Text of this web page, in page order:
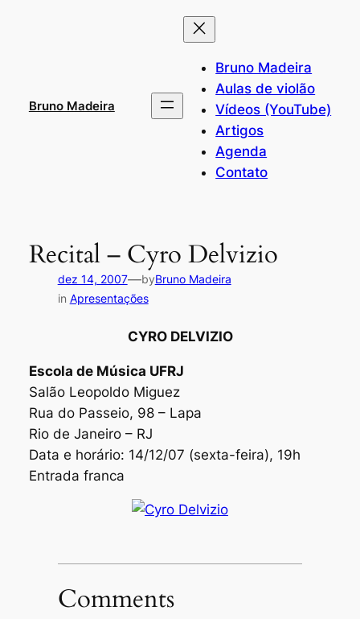
Bruno Madeira
Bruno Madeira
Aulas de violão
Vídeos (YouTube)
Artigos
Agenda
Contato
Recital – Cyro Delvizio
dez 14, 2007—byBruno Madeira
in Apresentações
CYRO DELVIZIO
Escola de Música UFRJ
Salão Leopoldo Miguez
Rua do Passeio, 98 – Lapa
Rio de Janeiro – RJ
Data e horário: 14/12/07 (sexta-feira), 19h
Entrada franca
Comments